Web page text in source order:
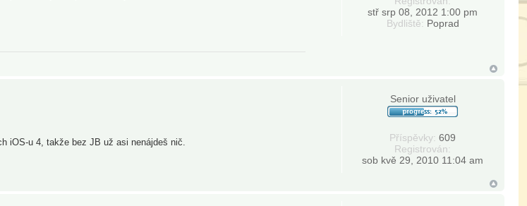
stř srp 08, 2012 1:00 pm
Bydliště: Poprad
iOS-u 4, takže bez JB už asi nenájdeš nič.
Senior uživatel
Příspěvky: 609
Registrován:
sob kvě 29, 2010 11:04 am